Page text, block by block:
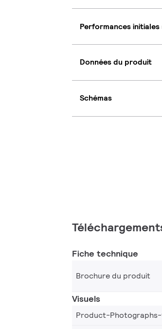
Performances
Données du produit
Schémas
Fiche technique
Brochure du produit
Visuels
Product-Photographs-